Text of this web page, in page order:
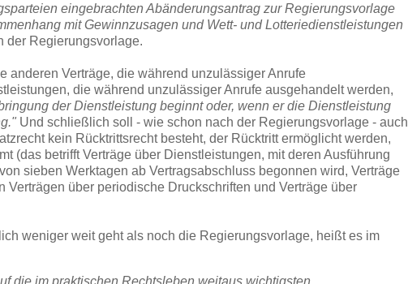
eingebrachten Abänderungsantrag zur Regierungsvorlage
mit Gewinnzusagen und Wett- und Lotteriedienstleistungen
der Regierungsvorlage.
anderen Verträge, die während unzulässiger Anrufe
die während unzulässiger Anrufe ausgehandelt werden,
der Dienstleistung beginnt oder, wenn er die Dienstleistung
Und schließlich soll - wie schon nach der Regierungsvorlage - auch
kein Rücktrittsrecht besteht, der Rücktritt ermöglicht werden,
(das betrifft Verträge über Dienstleistungen, mit deren Ausführung
sieben Werktagen ab Vertragsabschluss begonnen wird, Verträge
über periodische Druckschriften und Verträge über
weniger weit geht als noch die Regierungsvorlage, heißt es im
die im praktischen Rechtsleben weitaus wichtigsten